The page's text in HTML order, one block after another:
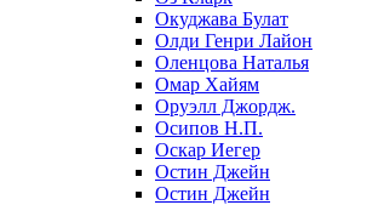
Окуджава Булат
Олди Генри Лайон
Оленцова Наталья
Омар Хайям
Оруэлл Джордж.
Осипов Н.П.
Оскар Иегер
Остин Джейн
Остин Джейн